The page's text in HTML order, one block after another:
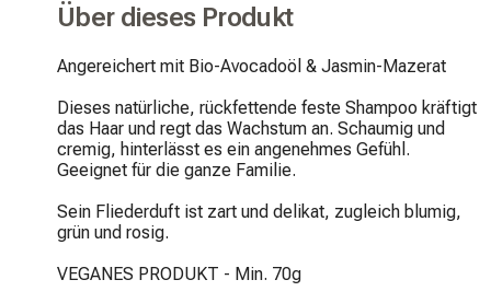
Über dieses Produkt
Angereichert mit Bio-Avocadoöl & Jasmin-Mazerat
Dieses natürliche, rückfettende feste Shampoo kräftigt
das Haar und regt das Wachstum an. Schaumig und
cremig, hinterlässt es ein angenehmes Gefühl.
Geeignet für die ganze Familie.
Sein Fliederduft ist zart und delikat, zugleich blumig,
grün und rosig.
VEGANES PRODUKT - Min. 70g